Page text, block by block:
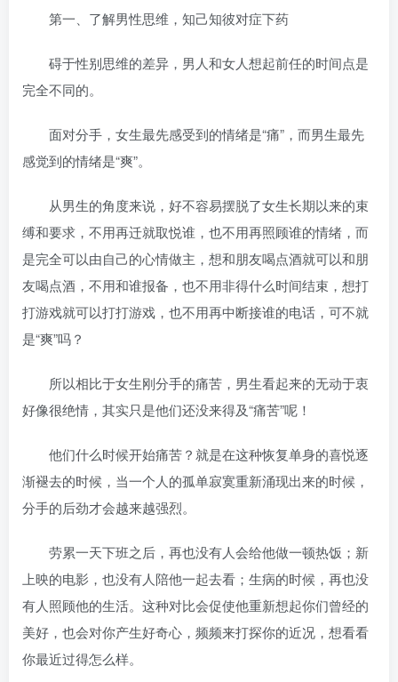
第一、了解男性思维，知己知彼对症下药
碍于性别思维的差异，男人和女人想起前任的时间点是
完全不同的。
面对分手，女生最先感受到的情绪是“痛”，而男生最先
感觉到的情绪是“爽”。
从男生的角度来说，好不容易摆脱了女生长期以来的束
缚和要求，不用再迁就取悦谁，也不用再照顾谁的情绪，而
是完全可以由自己的心情做主，想和朋友喝点酒就可以和朋
友喝点酒，不用和谁报备，也不用非得什么时间结束，想打
打游戏就可以打打游戏，也不用再中断接谁的电话，可不就
是“爽”吗？
所以相比于女生刚分手的痛苦，男生看起来的无动于衷
好像很绝情，其实只是他们还没来得及“痛苦”呢！
他们什么时候开始痛苦？就是在这种恢复单身的喜悦逐
渐褪去的时候，当一个人的孤单寂寞重新涌现出来的时候，
分手的后劲才会越来越强烈。
劳累一天下班之后，再也没有人会给他做一顿热饭；新
上映的电影，也没有人陪他一起去看；生病的时候，再也没
有人照顾他的生活。这种对比会促使他重新想起你们曾经的
美好，也会对你产生好奇心，频频来打探你的近况，想看看
你最近过得怎么样。